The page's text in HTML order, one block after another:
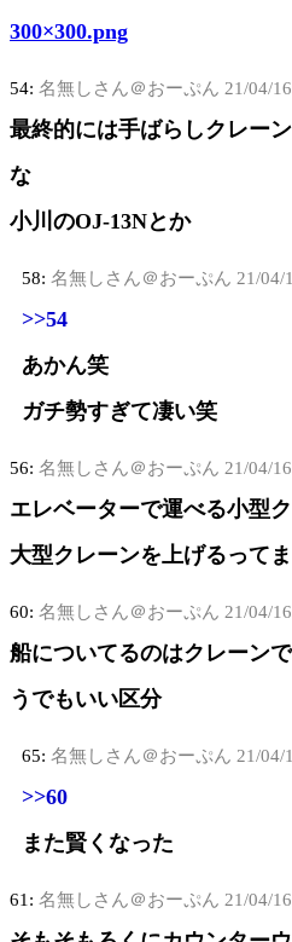
300×300.png
54: 名無しさん＠おーぷん 21/04/
最終的には手ばらしクレー
な
小川のOJ-13Nとか
58: 名無しさん＠おーぷん 21/04/
>>54
あかん笑
ガチ勢すぎて凄い笑
56: 名無しさん＠おーぷん 21/04/
エレベーターで運べる小型
大型クレーンを上げるって
60: 名無しさん＠おーぷん 21/04/
船についてるのはクレーン
うでもいい区分
65: 名無しさん＠おーぷん 21/04/
>>60
また賢くなった
61: 名無しさん＠おーぷん 21/04/